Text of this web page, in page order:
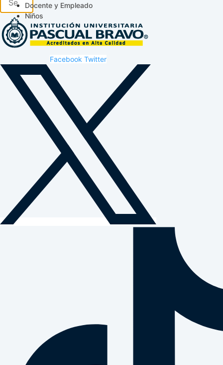
Docente y Empleado
Niños
Facebook Twitter